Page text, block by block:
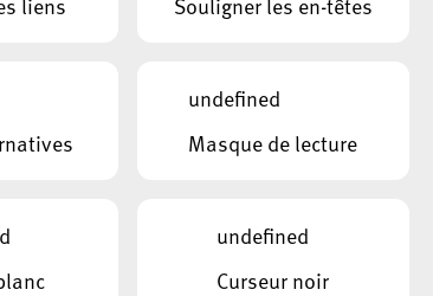
undefined
Masque de lecture
undefined
Curseur noir